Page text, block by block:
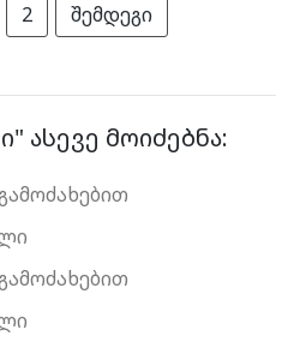
2 შემდეგი
ასევე მოიძებნა: